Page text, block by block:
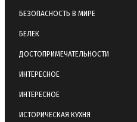
БЕЗОПАСНОСТЬ В МИРЕ
БЕЛЕК
ДОСТОПРИМЕЧАТЕЛЬНОСТИ
ИНТЕРЕСНОЕ
ИНТЕРЕСНОЕ
ИСТОРИЧЕСКАЯ КУХНЯ